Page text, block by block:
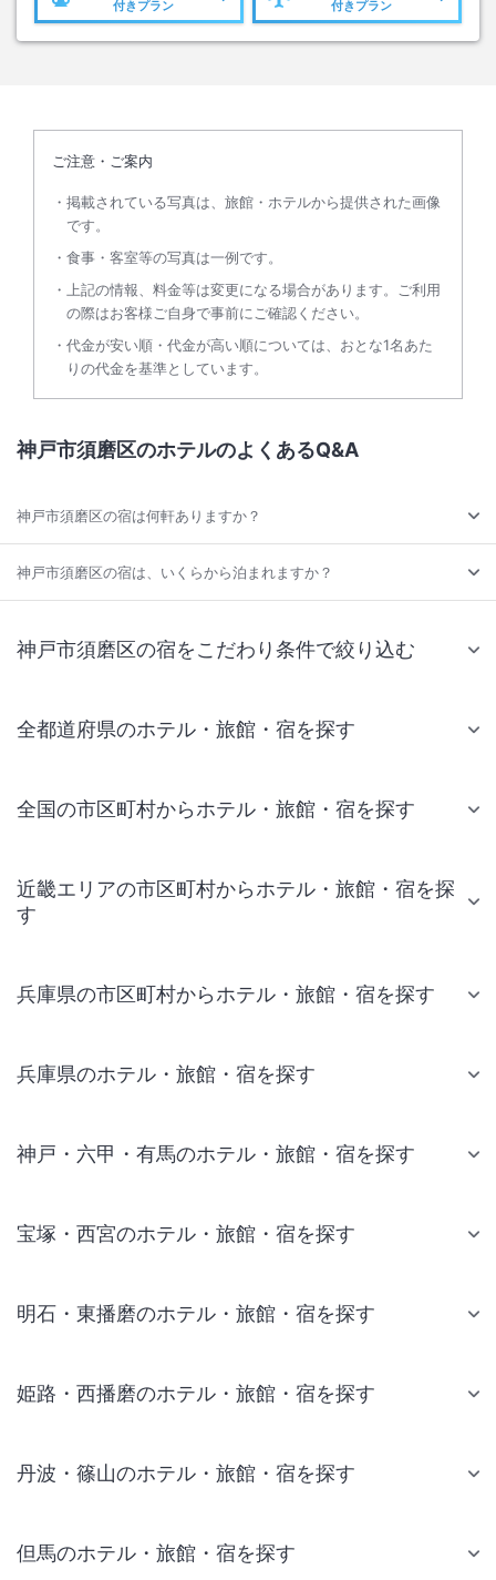
付きプラン 付きプラン
ご注意・ご案内
掲載されている写真は、旅館・ホテルから提供された画像
です。
食事・客室等の写真は一例です。
上記の情報、料金等は変更になる場合があります。ご利用
の際はお客様ご自身で事前にご確認ください。
代金が安い順・代金が高い順については、おとな1名あた
りの代金を基準としています。
神戸市須磨区のホテルのよくあるQ&A
神戸市須磨区の宿は何軒ありますか？
神戸市須磨区の宿は、いくらから泊まれますか？
神戸市須磨区の宿をこだわり条件で絞り込む
全都道府県のホテル・旅館・宿を探す
全国の市区町村からホテル・旅館・宿を探す
近畿エリアの市区町村からホテル・旅館・宿を探
す
兵庫県の市区町村からホテル・旅館・宿を探す
兵庫県のホテル・旅館・宿を探す
神戸・六甲・有馬のホテル・旅館・宿を探す
宝塚・西宮のホテル・旅館・宿を探す
明石・東播磨のホテル・旅館・宿を探す
姫路・西播磨のホテル・旅館・宿を探す
丹波・篠山のホテル・旅館・宿を探す
但馬のホテル・旅館・宿を探す